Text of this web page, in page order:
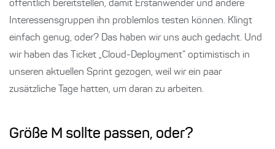
öffentlich bereitstellen, damit Erstanwender und andere
Interessensgruppen ihn problemlos testen können. Klingt
einfach genug, oder? Das haben wir uns auch gedacht. Und
wir haben das Ticket „Cloud-Deployment“ optimistisch in
unseren aktuellen Sprint gezogen, weil wir ein paar
zusätzliche Tage hatten, um daran zu arbeiten.
Größe M sollte passen, oder?